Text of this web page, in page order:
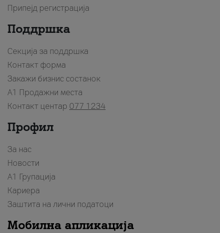
Припејд регистрација
Поддршка
Секција за поддршка
Контакт форма
Закажи бизнис состанок
A1 Продажни места
Контакт центар 077 1234
Профил
За нас
Новости
А1 Групација
Кариера
Заштита на лични податоци
Мобилна апликација